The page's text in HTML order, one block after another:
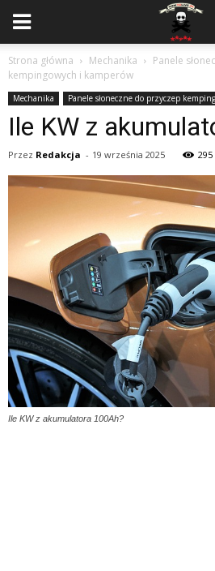
Strona główna Mechanika
Panele
kempingowych i kamperów
Mechanika Panele słoneczne do przyczep
Ile KW z
Przez Redakcja - 19 września 2025 295
Ile KW z akumulatora 100Ah?